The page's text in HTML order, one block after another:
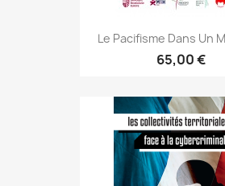
Le Pacifisme Dans Un
65,00 €